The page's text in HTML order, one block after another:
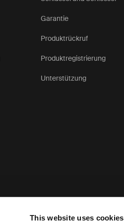
This website uses cookies
Garantie
Produktrückruf
Produktregistrierung
Unterstützung